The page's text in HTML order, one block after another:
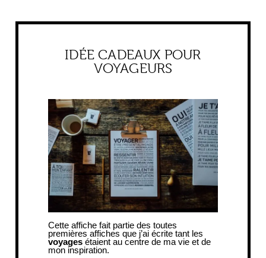
IDÉE CADEAUX POUR
VOYAGEURS
Cette affiche fait partie des toutes
premières affiches que j’ai écrite tant les
voyages étaient au centre de ma vie et de
mon inspiration.